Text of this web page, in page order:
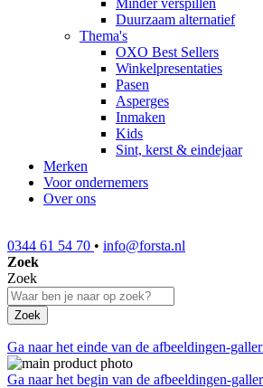
Minder verspillen
Duurzaam alternatief
Thema's
OXO Best Sellers
Winkelpresentaties
Pasen
Asperges
Inmaken
Kids
Sint, kerst & eindejaar
Merken
Voor ondernemers
Over ons
0344 61 54 70 • info@forsta.nl
Zoek
Zoek
Zoek
Ga naar het einde van de afbeeldingen-
Ga naar het begin van de afbeeldingen-